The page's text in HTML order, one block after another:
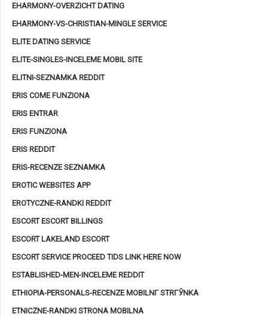
EHARMONY-OVERZICHT DATING
EHARMONY-VS-CHRISTIAN-MINGLE SERVICE
ELITE DATING SERVICE
ELITE-SINGLES-INCELEME MOBIL SITE
ELITNI-SEZNAMKA REDDIT
ERIS COME FUNZIONA
ERIS ENTRAR
ERIS FUNZIONA
ERIS REDDIT
ERIS-RECENZE SEZNAMKA
EROTIC WEBSITES APP
EROTYCZNE-RANDKI REDDIT
ESCORT ESCORT BILLINGS
ESCORT LAKELAND ESCORT
ESCORT SERVICE PROCEED TIDS LINK HERE NOW
ESTABLISHED-MEN-INCELEME REDDIT
ETHIOPIA-PERSONALS-RECENZE MOBILNГ­ STRГЎNKA
ETNICZNE-RANDKI STRONA MOBILNA